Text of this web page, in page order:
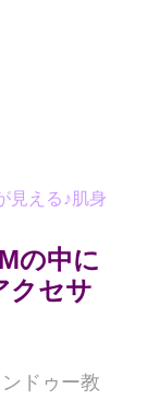
見える♪肌身
の中に
クセサ
ドゥー教